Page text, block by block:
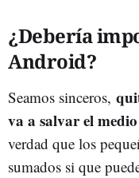
¿Debería
Android?
Seamos sinceros,
va a salvar el
verdad que los
sumados si que